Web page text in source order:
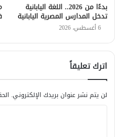
بدءًا من 2026.. اللغة اليابانية
تدخل المدارس المصرية اليابانية
6 أغسطس، 2026
اترك تعليقاً
لن يتم نشر عنوان بريدك الإلكتروني.